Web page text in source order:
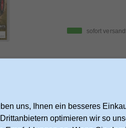
sofort
uns, Ihnen ein besseres
optimieren wir so